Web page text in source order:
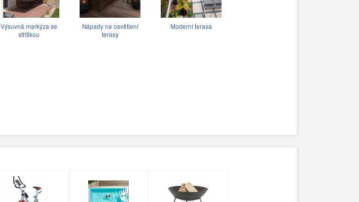
Výsuvná markýza se
stříškou
Nápady na osvětlení
terasy
Moderní terasa